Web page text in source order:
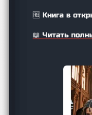
🆓 Книга в
📖 Читать